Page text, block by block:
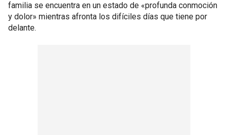
familia se encuentra en un estado de «profunda conmoción
y dolor» mientras afronta los difíciles días que tiene por
delante.